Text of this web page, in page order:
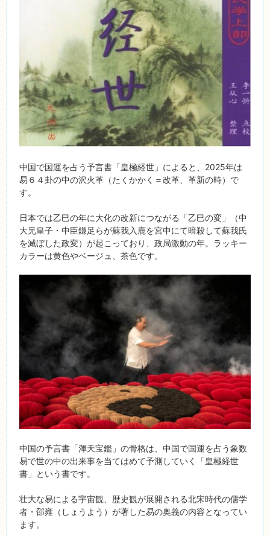
中国で国運を占う予言書「皇極経世」によると、2025年は
易６４卦の中の沢火革（たくかかく＝改革、革新の時）で
す。
日本では乙巳の年に大化の改新につながる「乙巳の変」（中
大兄皇子・中臣鎌足らが蘇我入鹿を宮中にて暗殺して蘇我氏
を滅ぼした政変）が起こっており、政局激動の年。ラッキー
カラーは黄色やベージュ、茶色です。
中国の予言書「渾天宝鑑」の骨格は、中国で国運を占う象数
易で世の中の出来事を当てはめて予測していく「皇極経世
書」という書です。
壮大な易による宇宙観、歴史観が展開される北宋時代の儒学
者・邵雍（しょうよう）が著した易の奥義の内容となってい
ます。